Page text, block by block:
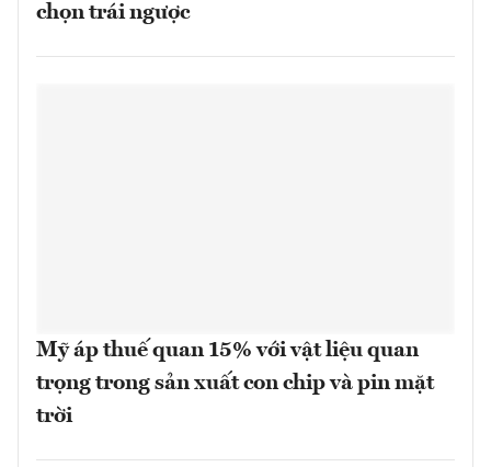
chọn trái ngược
Mỹ áp thuế quan 15% với vật liệu quan
trọng trong sản xuất con chip và pin mặt
trời